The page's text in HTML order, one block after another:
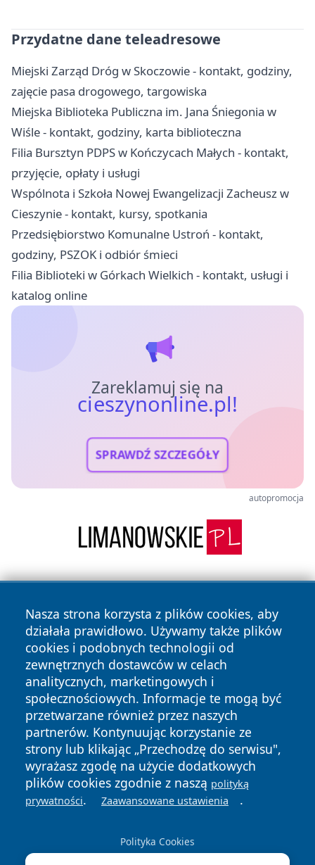
Przydatne dane teleadresowe
Miejski Zarząd Dróg w Skoczowie - kontakt, godziny,
zajęcie pasa drogowego, targowiska
Miejska Biblioteka Publiczna im. Jana Śniegonia w
Wiśle - kontakt, godziny, karta biblioteczna
Filia Bursztyn PDPS w Kończycach Małych - kontakt,
przyjęcie, opłaty i usługi
Wspólnota i Szkoła Nowej Ewangelizacji Zacheusz w
Cieszynie - kontakt, kursy, spotkania
Przedsiębiorstwo Komunalne Ustroń - kontakt,
godziny, PSZOK i odbiór śmieci
Filia Biblioteki w Górkach Wielkich - kontakt, usługi i
katalog online
Zareklamuj się na
cieszynonline.pl!
SPRAWDŹ SZCZEGÓŁY
autopromocja
Nasza strona korzysta z plików cookies, aby
działała prawidłowo. Używamy także plików
cookies i podobnych technologii od
zewnętrznych dostawców w celach
analitycznych, marketingowych i
społecznościowych. Informacje te mogą być
przetwarzane również przez naszych
partnerów. Kontynuując korzystanie ze
strony lub klikając „Przechodzę do serwisu",
wyrażasz zgodę na użycie dodatkowych
plików cookies zgodnie z naszą polityką
prywatności. Zaawansowane ustawienia .
Polityka Cookies
Copyright © 2026 cieszynonline.pl Wszystkie prawa
zastrzeżone.
News Autorzy
Polityka
Prywatności
Polityka
Cookies